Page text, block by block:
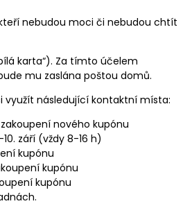
nebudou moci či nebudou chtít
karta“). Za tímto účelem
mu zaslána poštou domů.
využít následující kontaktní místa:
nového kupónu
září (vždy 8-16 h)
kupónu
kupónu
kupónu